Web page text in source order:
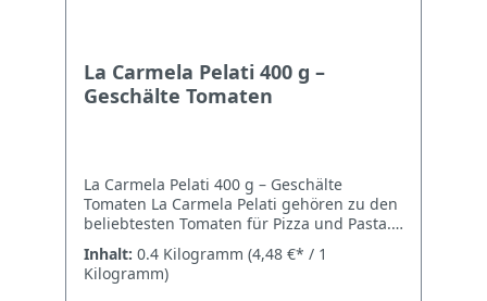
La Carmela Pelati 400 g –
Geschälte Tomaten
La Carmela Pelati 400 g – Geschälte
Tomaten La Carmela Pelati gehören zu den
beliebtesten Tomaten für Pizza und Pasta.
Die Früchte werden vollreif geerntet,
schonend geschält und direkt im eigenen
Saft abgefüllt. Dadurch bleibt der
Inhalt: 0.4 Kilogramm (4,48 €* / 1
Kilogramm)